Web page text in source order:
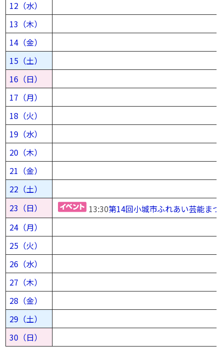
12（水）
13（木）
14（金）
15（土）
16（日）
17（月）
18（火）
19（水）
20（木）
21（金）
22（土）
23（日）
13:30第14回小城市ふれあい芸能ま
24（月）
25（火）
26（水）
27（木）
28（金）
29（土）
30（日）